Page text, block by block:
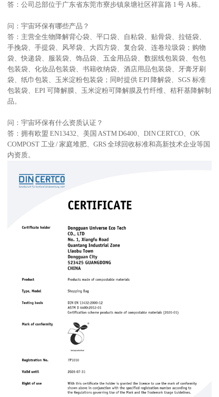
答：公司总部位于广东省东莞市寮步镇泉塘社区祥富路 1 号 A 栋。
问：宇宙环保有哪些产品？
答：主营全生物降解背心袋、平口袋、自粘袋、贴骨袋、拉链袋、
手挽袋、手提袋、风琴袋、大四方袋、复合袋、连卷垃圾袋；购物
袋、快递袋、服装袋、饰品袋、五金用品袋、数据线包装袋、包包
包装袋、化妆品包装袋、书籍收纳袋、酒店用品包装袋、牙膏牙刷
袋、纸巾包装、玉米淀粉包装袋；同时提供 EPI 降解袋、SGS 标准
包装袋、EPI 可降解膜、玉米淀粉可降解膜及竹纤维、秸秆基降解制
品。
问：宇宙环保有什么资质认证？
答：拥有欧盟 EN13432、美国 ASTM D6400、DIN CERTCO、OK
COMPOST 工业 / 家庭堆肥、GRS 全球回收标准和高新技术企业等国
内资质。